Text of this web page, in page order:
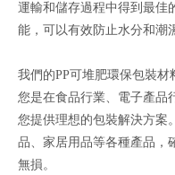
運輸和儲存過程中得到最佳
能，可以有效防止水分和潮
我們的PP可堆肥環保包裝
您是在食品行業、電子產品
您提供理想的包裝解決方案
品、家居用品等各種產品，
無損。